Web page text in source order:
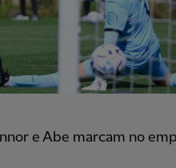
e Abe marcam no